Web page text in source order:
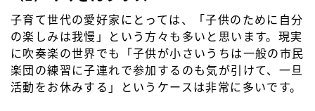
子育て世代の愛好家にとっては、「子供のために自分
の楽しみは我慢」という方々も多いと思います。現実
に吹奏楽の世界でも「子供が小さいうちは一般の市民
楽団の練習に子連れで参加するのも気が引けて、一旦
活動をお休みする」というケースは非常に多いです。